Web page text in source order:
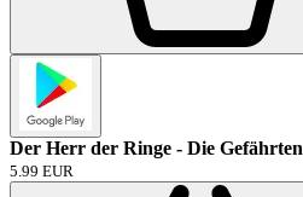
Der Herr der Ringe - Die Gefährten
5.99 EUR